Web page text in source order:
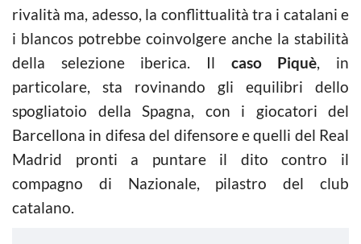
rivalità ma, adesso, la conflittualità tra i catalani e
i blancos potrebbe coinvolgere anche la stabilità
della selezione iberica. Il caso Piquè, in
particolare, sta rovinando gli equilibri dello
spogliatoio della Spagna, con i giocatori del
Barcellona in difesa del difensore e quelli del Real
Madrid pronti a puntare il dito contro il
compagno di Nazionale, pilastro del club
catalano.